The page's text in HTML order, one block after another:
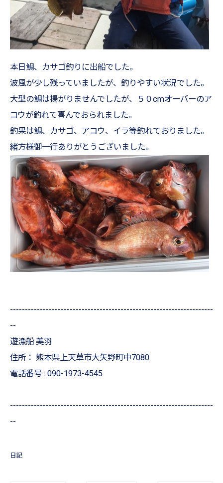
本日鯛、カサゴ釣りに出船でした。
波風が少し残っていましたが、釣りやすい状況でした。
大型の鯛は揚がりませんでしたが、５０cmオーバーのア
コウが釣れて喜んでおられました。
釣果は鯛、カサゴ、アコウ、イラ等釣れておりました。
緒方様御一行ありがとうございました。
--------------------------------------------------------------------
--
遊漁船 美羽
住所： 熊本県上天草市大矢野町中7080
電話番号 : 090-1973-4545
--------------------------------------------------------------------
--
日記